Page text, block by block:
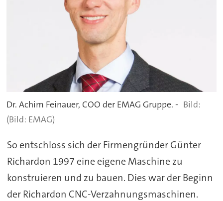
Dr. Achim Feinauer, COO der EMAG Gruppe. -
(Bild: EMAG)
So entschloss sich der Firmengründer Günter
Richardon 1997 eine eigene Maschine zu
konstruieren und zu bauen. Dies war der Beginn
der Richardon CNC-Verzahnungsmaschinen.